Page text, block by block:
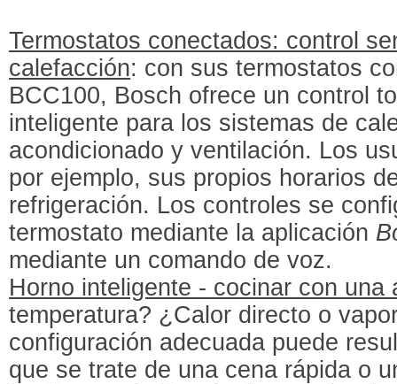
Termostatos conectados: control
calefacción: con sus termostatos
BCC100, Bosch ofrece un control
inteligente para los sistemas de
acondicionado y ventilación. Los
por ejemplo, sus propios horarios
refrigeración. Los controles se
termostato mediante la aplicación
mediante un comando de voz.
Horno inteligente - cocinar con una
temperatura? ¿Calor directo o
configuración adecuada puede
que se trate de una cena rápida o